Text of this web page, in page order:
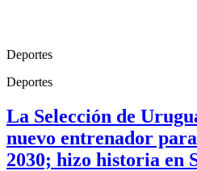
Deportes
Deportes
La Selección de
nuevo entrenador
2030; hizo historia en